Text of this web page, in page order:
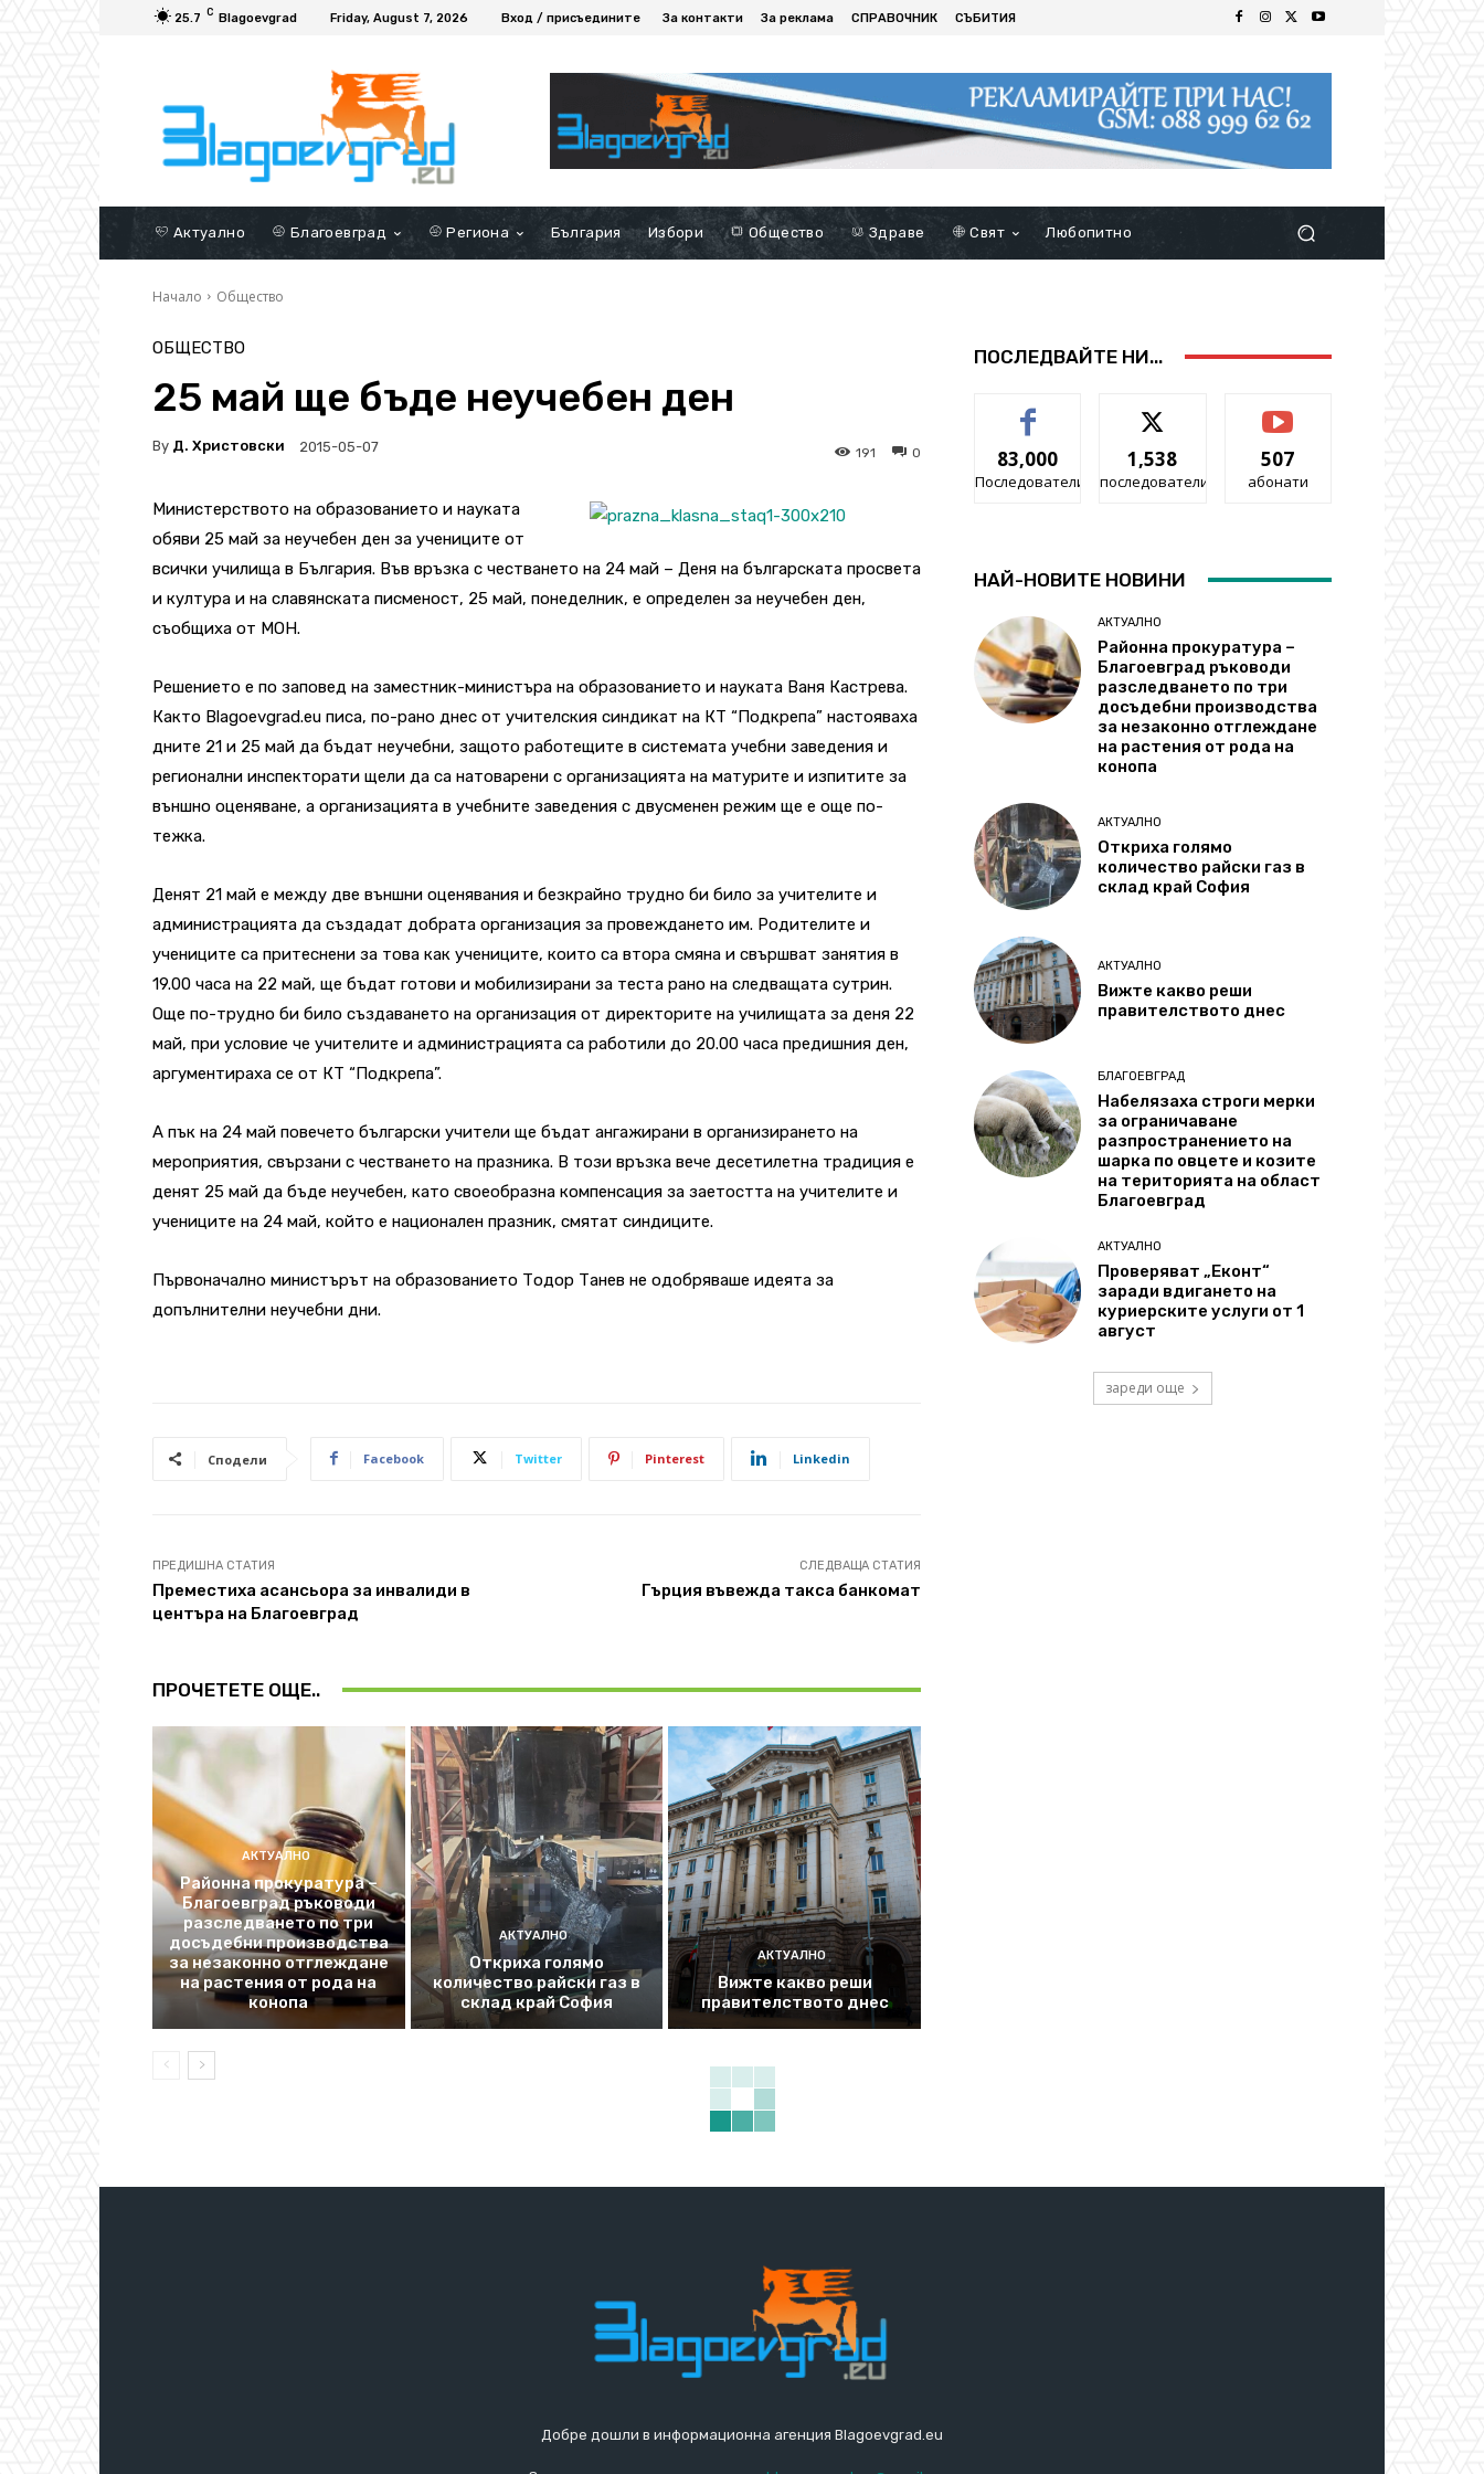
25.7 C Blagoevgrad Friday, August 7, 2026 Вход / присъедините За контакти За реклама СПРАВОЧНИК СЪБИТИЯ
Актуално Благоевград Региона България Избори Общество Здраве Свят Любопитно
Начало Общество
ОБЩЕСТВО
25 май ще бъде неучебен ден
By Д. Христовски 2015-05-07 0
191
Министерството на образованието и науката
обяви 25 май за неучебен ден за учениците от
всички училища в България. Във връзка с честването на 24 май – Деня на българската просвета
и култура и на славянската писменост, 25 май, понеделник, е определен за неучебен ден,
съобщиха от МОН.
Решението е по заповед на заместник-министъра на образованието и науката Ваня Кастрева.
Както Blagoevgrad.eu писа, по-рано днес от учителския синдикат на КТ “Подкрепа” настояваха
дните 21 и 25 май да бъдат неучебни, защото работещите в системата учебни заведения и
регионални инспекторати щели да са натоварени с организацията на матурите и изпитите за
външно оценяване, а организацията в учебните заведения с двусменен режим ще е още по-
тежка.
Денят 21 май е между две външни оценявания и безкрайно трудно би било за учителите и
администрацията да създадат добрата организация за провеждането им. Родителите и
учениците са притеснени за това как учениците, които са втора смяна и свършват занятия в
19.00 часа на 22 май, ще бъдат готови и мобилизирани за теста рано на следващата сутрин.
Още по-трудно би било създаването на организация от директорите на училищата за деня 22
май, при условие че учителите и администрацията са работили до 20.00 часа предишния ден,
аргументираха се от КТ “Подкрепа”.
А пък на 24 май повечето български учители ще бъдат ангажирани в организирането на
мероприятия, свързани с честването на празника. В този връзка вече десетилетна традиция е
денят 25 май да бъде неучебен, като своеобразна компенсация за заетостта на учителите и
учениците на 24 май, който е национален празник, смятат синдиците.
Първоначално министърът на образованието Тодор Танев не одобряваше идеята за
допълнителни неучебни дни.
Сподели Facebook Twitter Pinterest Linkedin
ПРЕДИШНА СТАТИЯ
Преместиха асансьора за инвалиди в
центъра на Благоевград
СЛЕДВАЩА СТАТИЯ
Гърция въвежда такса банкомат
ПРОЧЕТЕТЕ ОЩЕ..
АКТУАЛНО
Районна прокуратура –
Благоевград ръководи
разследването по три
досъдебни производства
за незаконно отглеждане
на растения от рода на
конопа
АКТУАЛНО
Откриха голямо
количество райски газ в
склад край София
АКТУАЛНО
Вижте какво реши
правителството днес
ПОСЛЕДВАЙТЕ НИ...
83,000
Последователи
1,538
последователи
507
абонати
НАЙ-НОВИТЕ НОВИНИ
АКТУАЛНО
Районна прокуратура –
Благоевград ръководи
разследването по три
досъдебни производства
за незаконно отглеждане
на растения от рода на
конопа
АКТУАЛНО
Откриха голямо
количество райски газ в
склад край София
АКТУАЛНО
Вижте какво реши
правителството днес
БЛАГОЕВГРАД
Набелязаха строги мерки
за ограничаване
разпространението на
шарка по овцете и козите
на територията на област
Благоевград
АКТУАЛНО
Проверяват „Еконт“
заради вдигането на
куриерските услуги от 1
август
зареди още
Добре дошли в информационна агенция Blagoevgrad.eu